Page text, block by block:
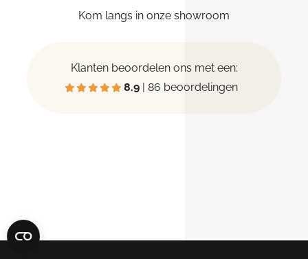
Kom langs in onze showroom
Klanten beoordelen ons met een:
8.9 | 86 beoordelingen